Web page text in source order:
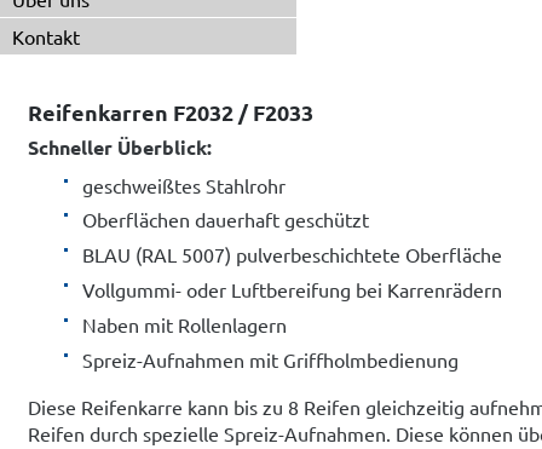
Kontakt
Reifenkarren F2032 / F2033
Schneller Überblick:
geschweißtes Stahlrohr
Oberflächen dauerhaft geschützt
BLAU (RAL 5007) pulverbeschichtete Oberfläche
Vollgummi- oder Luftbereifung bei Karrenrädern
Naben mit Rollenlagern
Spreiz-Aufnahmen mit Griffholmbedienung
Diese Reifenkarre kann bis zu 8 Reifen gleichzeitig
Reifen durch spezielle Spreiz-Aufnahmen. Diese können